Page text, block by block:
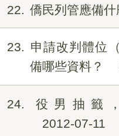
22 僑民列管應備什
23
申請改判體位
備哪些資料？
24
役男抽籤
2012-07-11